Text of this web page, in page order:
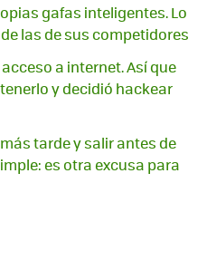
gafas inteligentes. Lo
las de sus competidores
a internet. Así que
y decidió hackear
tarde y salir antes de
es otra excusa para